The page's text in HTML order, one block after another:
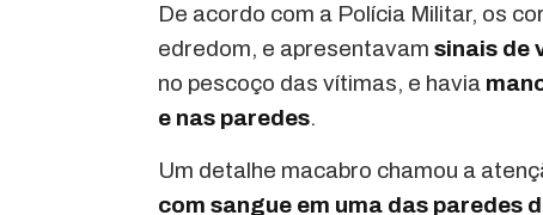
De acordo com a Polícia Militar, os
edredom, e apresentavam sinais de
no pescoço das vítimas, e havia
e nas paredes.
Um detalhe macabro chamou a
com sangue em uma das paredes